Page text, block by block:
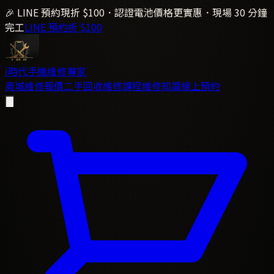
🎉 LINE 預約現折 $100．認證電池價格更實惠．現場 30 分鐘
完工LINE 預約折 $100
i時代手機維修專家
商城維修報價二手回收維修課程維修知識線上預約